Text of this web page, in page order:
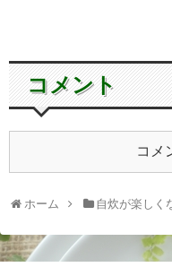
コメント
コメ
ホーム 自炊が楽しく